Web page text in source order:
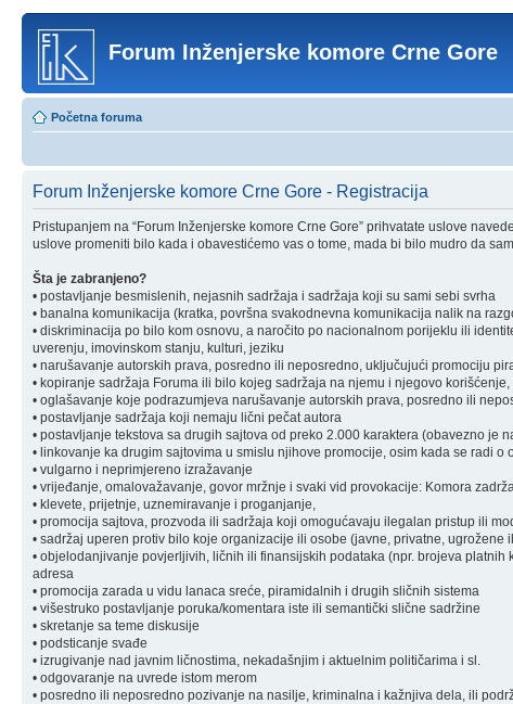
Forum Inženjerske komore Crne Gore
Početna foruma
Forum Inženjerske komore Crne Gore - Registracija
Pristupanjem na “Forum Inženjerske komore Crne Gore” prihvatate uslove
uslove promeniti bilo kada i obavestićemo vas o tome, mada bi bilo mudro da
Šta je zabranjeno?
• postavljanje besmislenih, nejasnih sadržaja i sadržaja koji su sami sebi svrha
• banalna komunikacija (kratka, površna svakodnevna komunikacija nalik na
• diskriminacija po bilo kom osnovu, a naročito po nacionalnom porijeklu ili
uverenju, imovinskom stanju, kulturi, jeziku
• narušavanje autorskih prava, posredno ili neposredno, uključujući promociju
• kopiranje sadržaja Foruma ili bilo kojeg sadržaja na njemu i njegovo
• oglašavanje koje podrazumjeva narušavanje autorskih prava, posredno ili
• postavljanje sadržaja koji nemaju lični pečat autora
• postavljanje tekstova sa drugih sajtova od preko 2.000 karaktera (obavezno
• linkovanje ka drugim sajtovima u smislu njihove promocije, osim kada se radi
• vulgarno i neprimjereno izražavanje
• vrijeđanje, omalovažavanje, govor mržnje i svaki vid provokacije: Komora
• klevete, prijetnje, uznemiravanje i proganjanje,
• promocija sajtova, prozvoda ili sadržaja koji omogućavaju ilegalan pristup ili
• sadržaj uperen protiv bilo koje organizacije ili osobe (javne, privatne, ugrožene
• objelodanjivanje povjerljivih, ličnih ili finansijskih podataka (npr. brojeva
adresa
• promocija zarada u vidu lanaca sreće, piramidalnih i drugih sličnih sistema
• višestruko postavljanje poruka/komentara iste ili semantički slične sadržine
• skretanje sa teme diskusije
• podsticanje svađe
• izrugivanje nad javnim ličnostima, nekadašnjim i aktuelnim političarima i sl.
• odgovaranje na uvrede istom merom
• posredno ili neposredno pozivanje na nasilje, kriminalna i kažnjiva dela, ili